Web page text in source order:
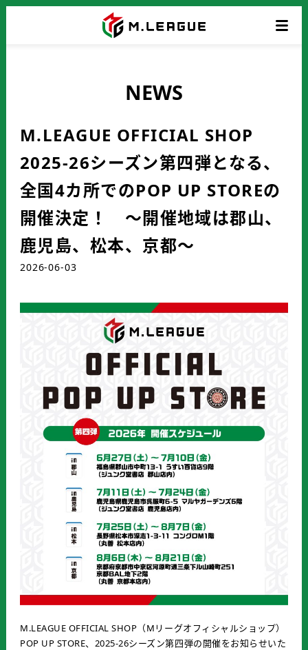
NEWS
M.LEAGUE OFFICIAL SHOP
2025-26シーズン第四弾となる、
全国4カ所でのPOP UP STOREの
開催決定！ ～開催地域は郡山、
鹿児島、松本、京都～
2026-06-03
M.LEAGUE OFFICIAL SHOP（Mリーグオフィシャルショップ）
POP UP STORE、2025-26シーズン第四弾の開催をお知らせいた